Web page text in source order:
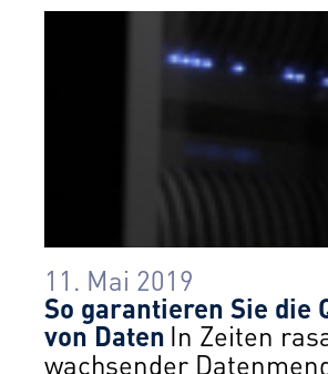
11. Mai 2019
So garantieren Sie die
von Daten In Zeiten
wachsender